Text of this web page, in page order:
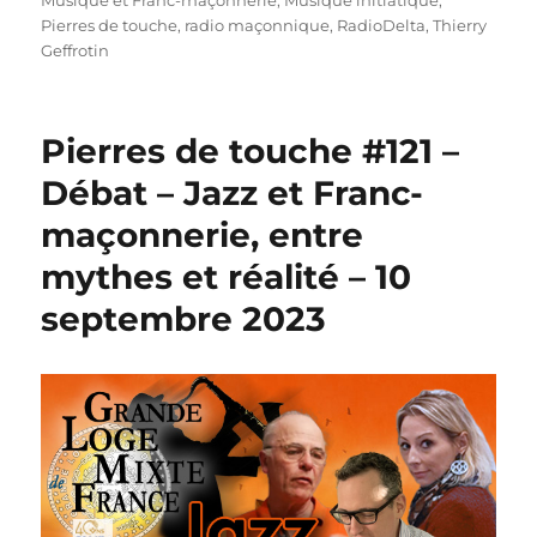
Pierres de touche, radio maçonnique, RadioDelta,Thierry
Geffrotin
Pierres de touche #121 –
Débat – Jazz et Franc-
maçonnerie, entre
mythes et réalité – 10
septembre 2023